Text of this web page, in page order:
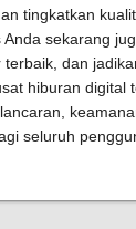
tingkatkan
sekarang
dan
hiburan digital
seluruh